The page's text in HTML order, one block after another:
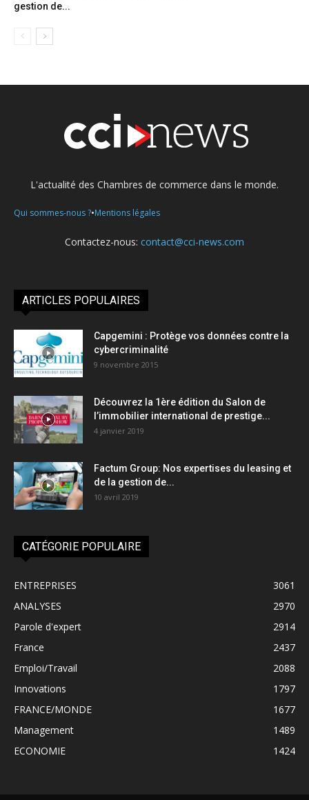
gestion de...
L'actualité des Chambres de commerce dans le monde.
Qui sommes-nous ?•Mentions légales
Contactez-nous: contact@cci-news.com
ARTICLES POPULAIRES
Capgemini : Protège vos données contre la
cybercriminalité
9 novembre 2015
Découvrez la 1ère édition du Salon de
l’immobilier international de prestige...
4 janvier 2019
Factum Group: Nos expertises du leasing et
de la gestion de...
10 avril 2019
CATÉGORIE POPULAIRE
ENTREPRISES
3061
ANALYSES
2970
Parole d'expert
2914
France
2437
Emploi/Travail
2088
Innovations
1797
FRANCE/MONDE
1677
Management
1489
ECONOMIE
1424